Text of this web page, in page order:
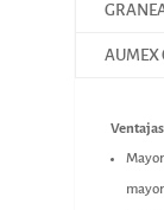
AUMEX